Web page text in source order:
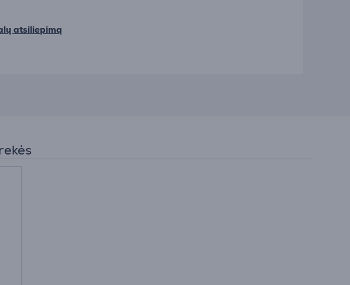
atsiliepimą